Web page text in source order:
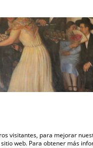
visitantes, para mejorar
web. Para obtener más